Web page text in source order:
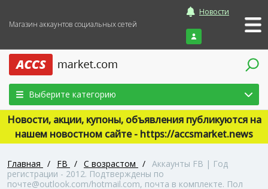
Магазин аккаунтов социальных сетей
Новости
Войти
Выберите категорию
Новости, акции, купоны, объявления публикуются на
нашем новостном сайте - https://accsmarket.news
Главная / FB / С возрастом / Аккаунты FB | Год
регистрации - 2012. Подтверждены по
почте@outlook.com/hotmail.com, почта в комплекте. Пол